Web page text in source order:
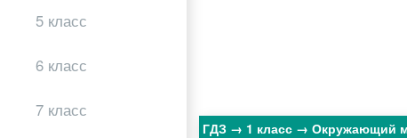
5 класс
6 класс
7 класс
ГДЗ 1 класс Окружающий